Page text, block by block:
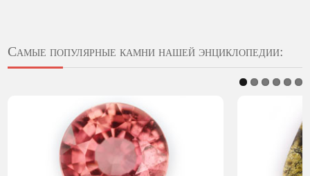
Самые популярные камни нашей энциклопедии: